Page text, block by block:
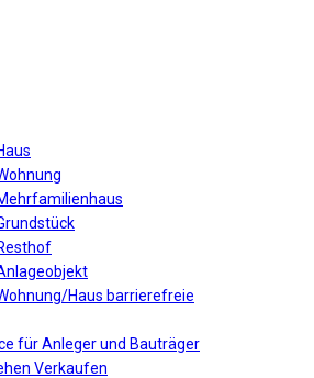
Haus barrierefreie
für Anleger und Bauträger
Verkaufen